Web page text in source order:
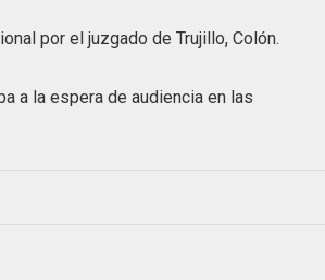
por el juzgado de Trujillo, Colón.
a la espera de audiencia en las